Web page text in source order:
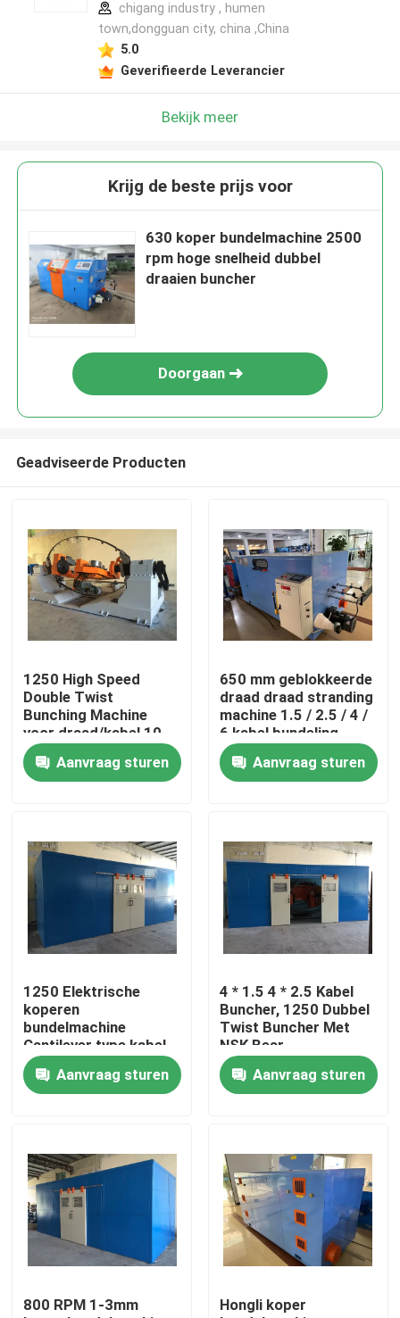
Producten
Fabriekstocht
Kwaliteitscontrole
Vraag een offerte
Cable Extruder Machine
Draadtrekkers
chigang industry , humen
town,dongguan city, china ,China
5.0
Geverifieerde Leverancier
Bekijk meer
Krijg de beste prijs voor
630 koper bundelmachine 2500
rpm hoge snelheid dubbel
draaien buncher
Doorgaan
Geadviseerde Producten
1250 High Speed
Double Twist
Bunching Machine
voor draad/kabel 10
16 25 4*2.5
Aanvraag sturen
650 mm geblokkeerde
draad draad stranding
machine 1.5 / 2.5 / 4 /
6 kabel bundeling
machine
Aanvraag sturen
1250 Elektrische
koperen
bundelmachine
Cantilever type kabel
Single Twist Bunching
MachineAanvraag sturen
4 * 1.5 4 * 2.5 Kabel
Buncher, 1250 Dubbel
Twist Buncher Met
NSK Bear
Aanvraag sturen
800 RPM 1-3mm
Hongli koper